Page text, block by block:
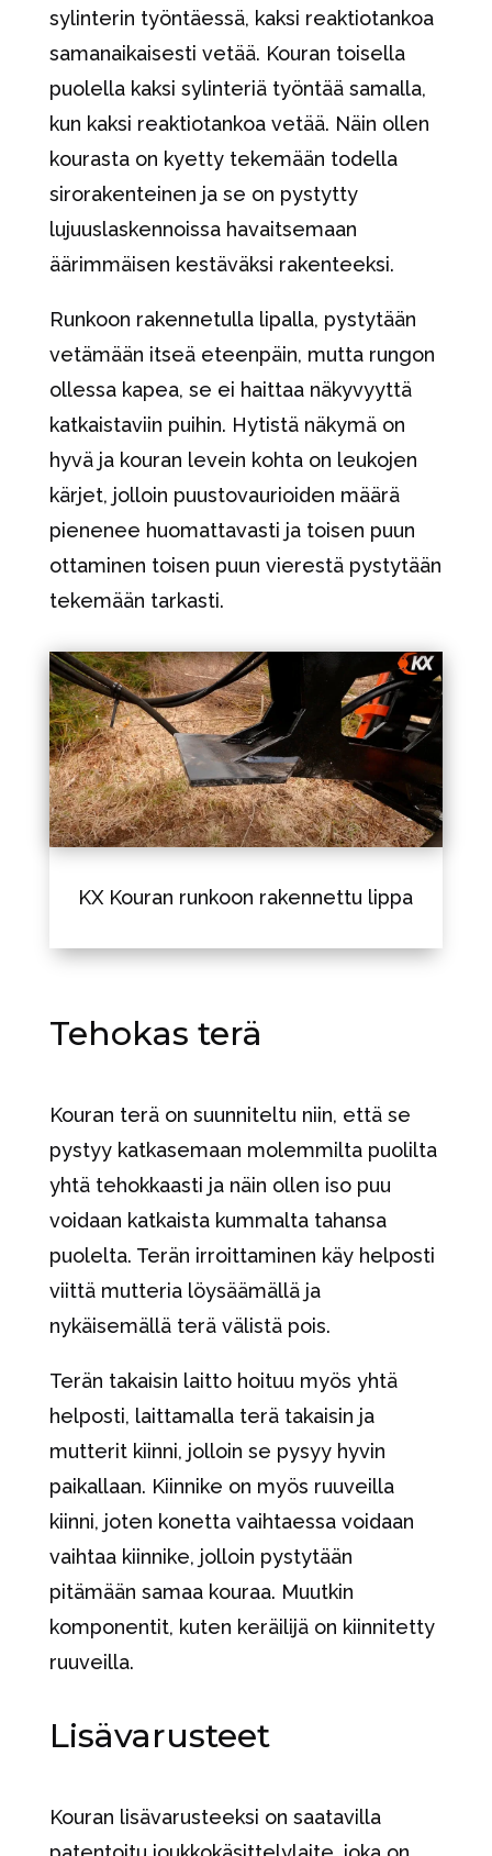
sylinterin työntäessä, kaksi reaktiotankoa
samanaikaisesti vetää. Kouran toisella
puolella kaksi sylinteriä työntää samalla,
kun kaksi reaktiotankoa vetää. Näin ollen
kourasta on kyetty tekemään todella
sirorakenteinen ja se on pystytty
lujuuslaskennoissa havaitsemaan
äärimmäisen kestäväksi rakenteeksi.
Runkoon rakennetulla lipalla, pystytään
vetämään itseä eteenpäin, mutta rungon
ollessa kapea, se ei haittaa näkyvyyttä
katkaistaviin puihin. Hytistä näkymä on
hyvä ja kouran levein kohta on leukojen
kärjet, jolloin puustovaurioiden määrä
pienenee huomattavasti ja toisen puun
ottaminen toisen puun vierestä pystytään
tekemään tarkasti.
KX Kouran runkoon rakennettu lippa
Tehokas terä
Kouran terä on suunniteltu niin, että se
pystyy katkasemaan molemmilta puolilta
yhtä tehokkaasti ja näin ollen iso puu
voidaan katkaista kummalta tahansa
puolelta. Terän irroittaminen käy helposti
viittä mutteria löysäämällä ja
nykäisemällä terä välistä pois.
Terän takaisin laitto hoituu myös yhtä
helposti, laittamalla terä takaisin ja
mutterit kiinni, jolloin se pysyy hyvin
paikallaan. Kiinnike on myös ruuveilla
kiinni, joten konetta vaihtaessa voidaan
vaihtaa kiinnike, jolloin pystytään
pitämään samaa kouraa. Muutkin
komponentit, kuten keräilijä on kiinnitetty
ruuveilla.
Lisävarusteet
Kouran lisävarusteeksi on saatavilla